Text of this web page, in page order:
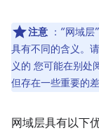
注意 ：“网域
具有不同的含义。
义的 您可能在别处
但存在一些重要的差
网域层具有以下